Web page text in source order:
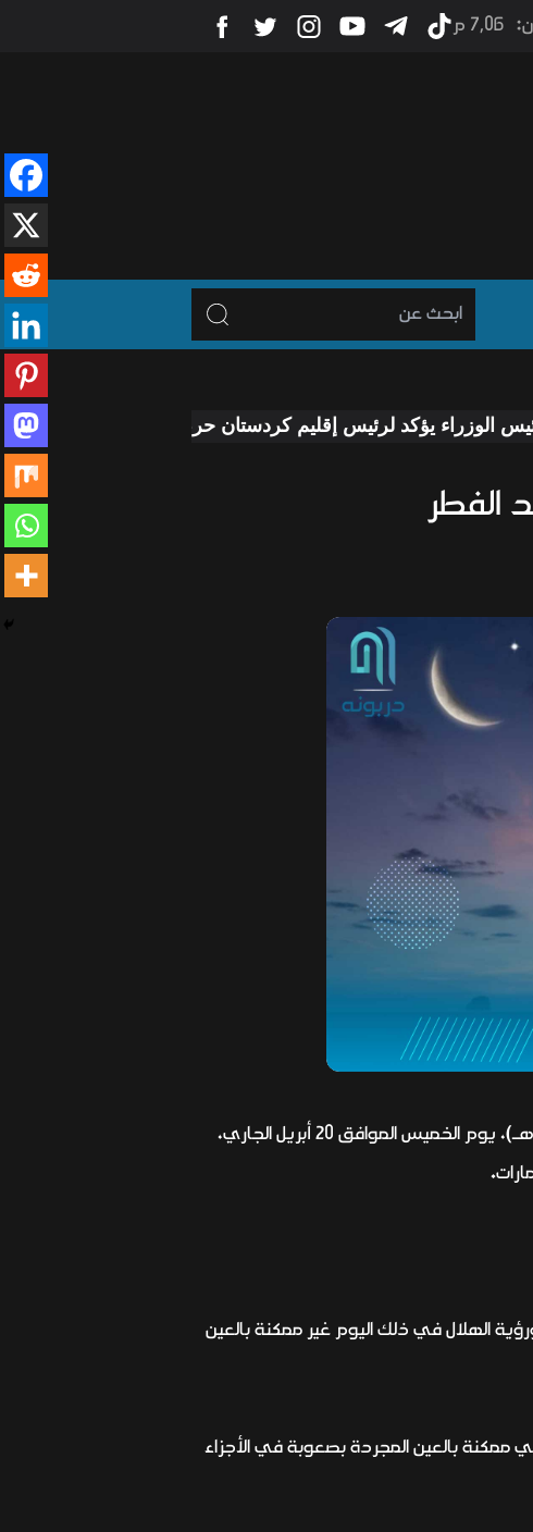
7٫06 م
يؤكد لرئيس إقليم كردستان حرص الحكومة على معالجة جميع
أعلن مركز الفلك الدولي، الخميس، أن دول العالم الإسلامي ستتحرى هلال شهر شوال (عيد الفطر 1444 هـ)، يوم الخميس الموافق 20 أبريل الجاري،
عودة، إن دول العالم الإسلامي ستتحرى هلال شهر شوال الخميس 20 أبريل، ورؤية الهلال في ذلك اليوم غير ممكنة بالعين
ممكنة بالعين المجردة بصعوبة في الأجزاء